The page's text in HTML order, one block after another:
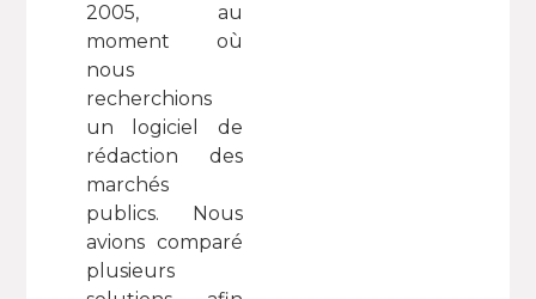
2005, au
moment où
nous
recherchions
un logiciel de
rédaction des
marchés
publics. Nous
avions comparé
plusieurs